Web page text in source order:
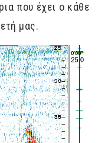
που έχει ο κάθε
μας.